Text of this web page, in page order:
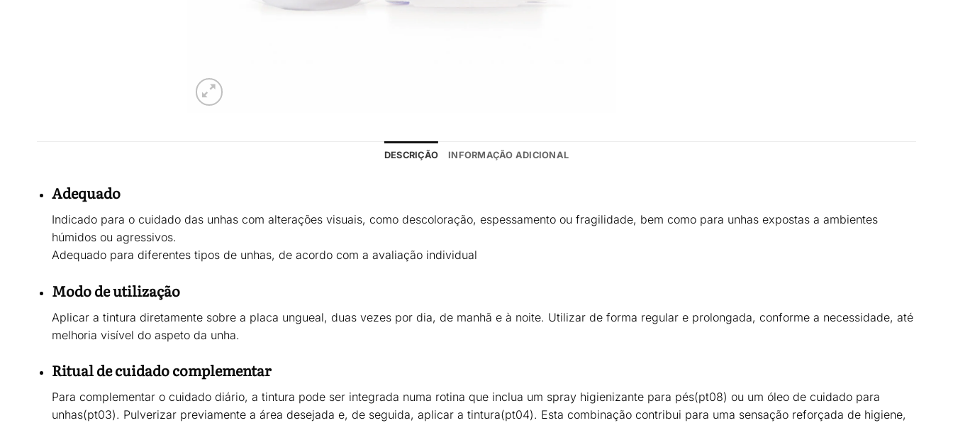
DESCRIÇÃO INFORMAÇÃO ADICIONAL
Adequado
Indicado para o cuidado das unhas com alterações visuais, como descoloração, espessamento ou fragilidade, bem como para unhas expostas a ambientes
húmidos ou agressivos.
Adequado para diferentes tipos de unhas, de acordo com a avaliação individual
Modo de utilização
Aplicar a tintura diretamente sobre a placa ungueal, duas vezes por dia, de manhã e à noite. Utilizar de forma regular e prolongada, conforme a necessidade, até
melhoria visível do aspeto da unha.
Ritual de cuidado complementar
Para complementar o cuidado diário, a tintura pode ser integrada numa rotina que inclua um spray higienizante para pés(pt08) ou um óleo de cuidado para
unhas(pt03). Pulverizar previamente a área desejada e, de seguida, aplicar a tintura(pt04). Esta combinação contribui para uma sensação reforçada de higiene,